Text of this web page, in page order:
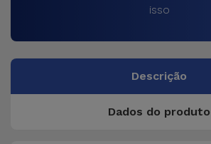
isso
Descrição
Dados do produto